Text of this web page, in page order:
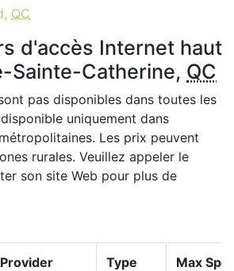
QC
d'accès Internet haut
Sainte-Catherine, QC
pas disponibles dans toutes les
uniquement dans
Les prix peuvent
rurales. Veuillez appeler le
son site Web pour plus de
Provider Type Max